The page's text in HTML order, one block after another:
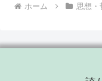
ホーム 思想・